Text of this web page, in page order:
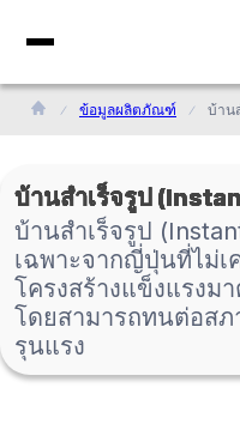
ข้อมูลผลิตภัณฑ์
บ้านสำเร็จรูป
บ้านสำเร็จรูป
เฉพาะจากญี่ปุ่นที่ไม่เ
โครงสร้างแข็งแรงม
โดยสามารถทนต่อส
รุนแรง